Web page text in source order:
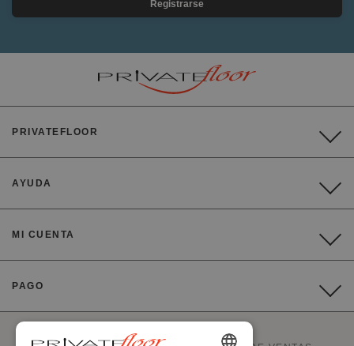
Registrarse
PRIVATEFLOOR
AYUDA
MI CUENTA
PAGO